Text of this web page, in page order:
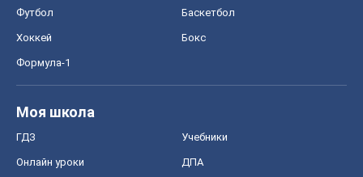
Футбол Баскетбол
Хоккей Бокс
Формула-1
Моя школа
ГДЗ Учебники
Онлайн уроки ДПА